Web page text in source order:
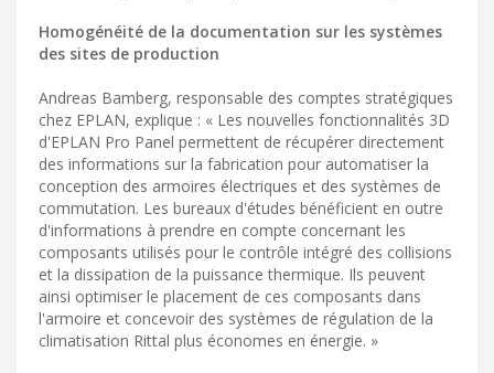
Homogénéité de la documentation sur les systèmes
des sites de production
Andreas Bamberg, responsable des comptes stratégiques
chez EPLAN, explique : « Les nouvelles fonctionnalités 3D
d'EPLAN Pro Panel permettent de récupérer directement
des informations sur la fabrication pour automatiser la
conception des armoires électriques et des systèmes de
commutation. Les bureaux d'études bénéficient en outre
d'informations à prendre en compte concernant les
composants utilisés pour le contrôle intégré des collisions
et la dissipation de la puissance thermique. Ils peuvent
ainsi optimiser le placement de ces composants dans
l'armoire et concevoir des systèmes de régulation de la
climatisation Rittal plus économes en énergie. »